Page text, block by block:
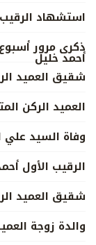
استشهاد الرقيب
ذكرى مرور
أحمد خليل
شقيق العميد
العميد الركن
وفاة السيد
الرقيب الأول
شقيق العميد
والدة زوجة